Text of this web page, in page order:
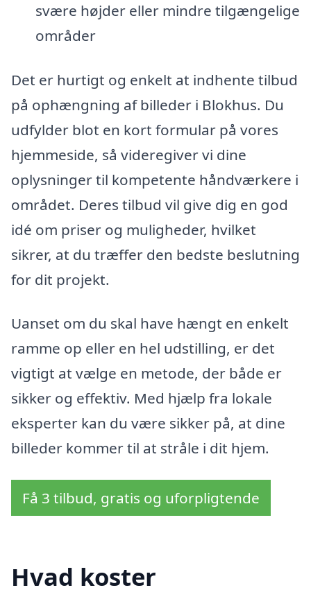
svære højder eller mindre tilgængelige
områder
Det er hurtigt og enkelt at indhente tilbud
på ophængning af billeder i Blokhus. Du
udfylder blot en kort formular på vores
hjemmeside, så videregiver vi dine
oplysninger til kompetente håndværkere i
området. Deres tilbud vil give dig en god
idé om priser og muligheder, hvilket
sikrer, at du træffer den bedste beslutning
for dit projekt.
Uanset om du skal have hængt en enkelt
ramme op eller en hel udstilling, er det
vigtigt at vælge en metode, der både er
sikker og effektiv. Med hjælp fra lokale
eksperter kan du være sikker på, at dine
billeder kommer til at stråle i dit hjem.
Få 3 tilbud, gratis og uforpligtende
Hvad koster